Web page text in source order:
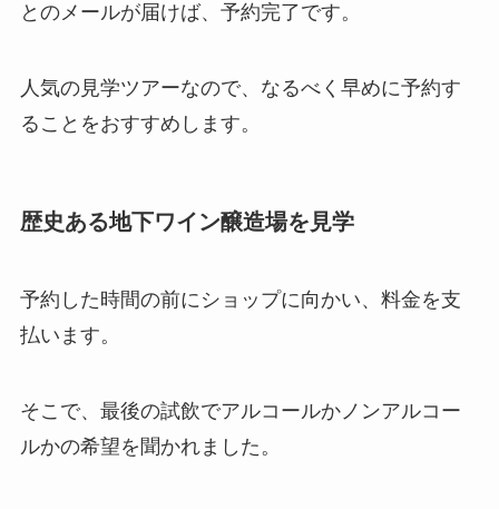
とのメールが届けば、予約完了です。
人気の見学ツアーなので、なるべく早めに予約す
ることをおすすめします。
歴史ある地下ワイン醸造場を見学
予約した時間の前にショップに向かい、料金を支
払います。
そこで、最後の試飲でアルコールかノンアルコー
ルかの希望を聞かれました。